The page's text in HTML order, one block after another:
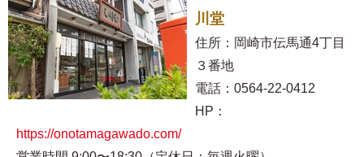
川堂
住所：岡崎市伝馬通4丁目
３番地
電話：0564-22-0412
HP：
https://onotamagawado.com/